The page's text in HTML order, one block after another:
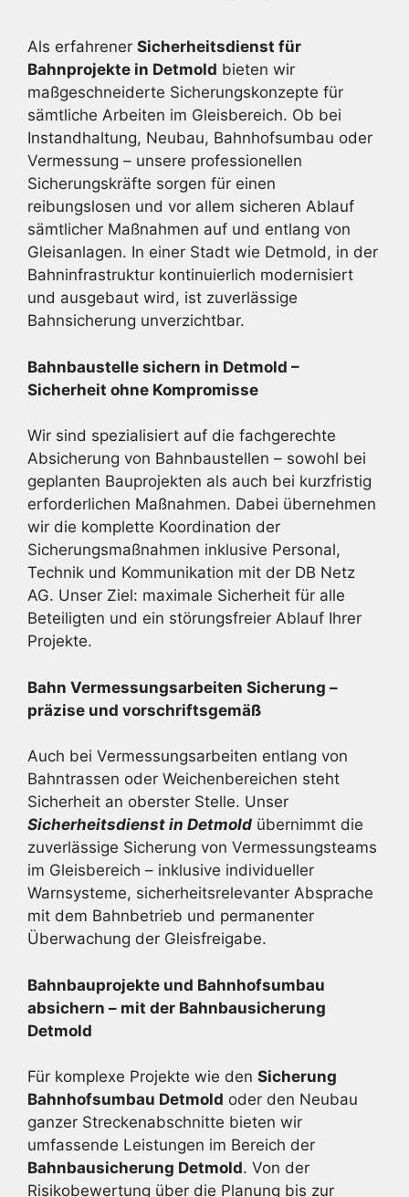
Als erfahrener Sicherheitsdienst für
Bahnprojekte in Detmold bieten wir
maßgeschneiderte Sicherungskonzepte für
sämtliche Arbeiten im Gleisbereich. Ob bei
Instandhaltung, Neubau, Bahnhofsumbau oder
Vermessung – unsere professionellen
Sicherungskräfte sorgen für einen
reibungslosen und vor allem sicheren Ablauf
sämtlicher Maßnahmen auf und entlang von
Gleisanlagen. In einer Stadt wie Detmold, in der
Bahninfrastruktur kontinuierlich modernisiert
und ausgebaut wird, ist zuverlässige
Bahnsicherung unverzichtbar.
Bahnbaustelle sichern in Detmold –
Sicherheit ohne Kompromisse
Wir sind spezialisiert auf die fachgerechte
Absicherung von Bahnbaustellen – sowohl bei
geplanten Bauprojekten als auch bei kurzfristig
erforderlichen Maßnahmen. Dabei übernehmen
wir die komplette Koordination der
Sicherungsmaßnahmen inklusive Personal,
Technik und Kommunikation mit der DB Netz
AG. Unser Ziel: maximale Sicherheit für alle
Beteiligten und ein störungsfreier Ablauf Ihrer
Projekte.
Bahn Vermessungsarbeiten Sicherung –
präzise und vorschriftsgemäß
Auch bei Vermessungsarbeiten entlang von
Bahntrassen oder Weichenbereichen steht
Sicherheit an oberster Stelle. Unser
Sicherheitsdienst in Detmold übernimmt die
zuverlässige Sicherung von Vermessungsteams
im Gleisbereich – inklusive individueller
Warnsysteme, sicherheitsrelevanter Absprache
mit dem Bahnbetrieb und permanenter
Überwachung der Gleisfreigabe.
Bahnbauprojekte und Bahnhofsumbau
absichern – mit der Bahnbau­sicherung
Detmold
Für komplexe Projekte wie den Sicherung
Bahnhofsumbau Detmold oder den Neubau
ganzer Streckenabschnitte bieten wir
umfassende Leistungen im Bereich der
Bahnbausicherung Detmold. Von der
Risikobewertung über die Planung bis zur